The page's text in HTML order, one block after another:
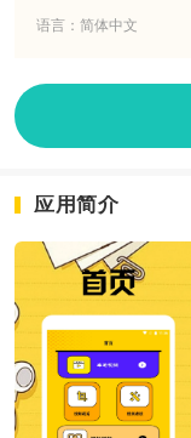
语言：简体中文
应用简介